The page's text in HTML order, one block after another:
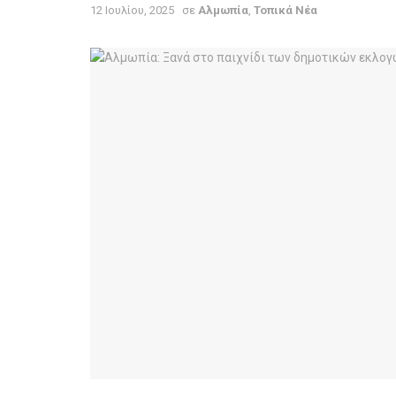
12 Ιουλίου, 2025 σε Αλμωπία Τοπικά Νέα